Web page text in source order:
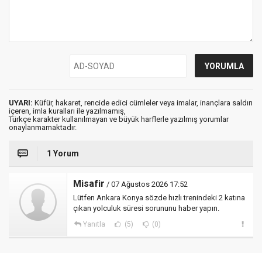
UYARI: Küfür, hakaret, rencide edici cümleler veya imalar, inançlara saldırı
içeren, imla kuralları ile yazılmamış,
Türkçe karakter kullanılmayan ve büyük harflerle yazılmış yorumlar
onaylanmamaktadır.
1 Yorum
Misafir / 07 Ağustos 2026 17:52
Lütfen Ankara Konya sözde hızlı trenindeki 2 katına
çıkan yolculuk süresi sorununu haber yapın.
Yanıtla (5) (0)